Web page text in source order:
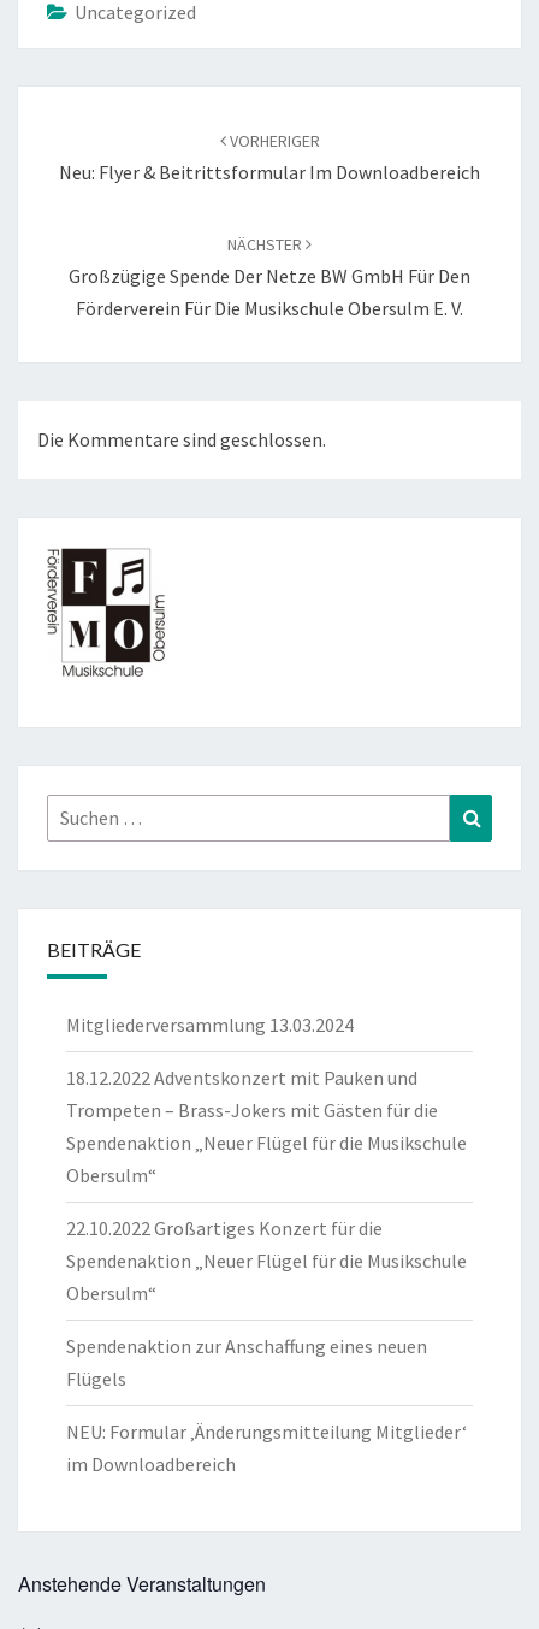
Uncategorized
VORHERIGER
Neu: Flyer & Beitrittsformular Im Downloadbereich
NÄCHSTER
Großzügige Spende Der Netze BW GmbH Für Den
Förderverein Für Die Musikschule Obersulm E. V.
Die Kommentare sind geschlossen.
Suchen
nach:
BEITRÄGE
Mitgliederversammlung 13.03.2024
18.12.2022 Adventskonzert mit Pauken und
Trompeten – Brass-Jokers mit Gästen für die
Spendenaktion „Neuer Flügel für die Musikschule
Obersulm“
22.10.2022 Großartiges Konzert für die
Spendenaktion „Neuer Flügel für die Musikschule
Obersulm“
Spendenaktion zur Anschaffung eines neuen
Flügels
NEU: Formular ‚Änderungsmitteilung Mitglieder‘
im Downloadbereich
Anstehende Veranstaltungen